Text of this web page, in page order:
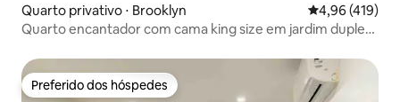
Quarto privativo ⋅ Brooklyn 4,96 de uma
4,96 (419)
Quarto encantador com cama king size em jardim duplex
Preferido dos hóspedes
Preferido dos hóspedes